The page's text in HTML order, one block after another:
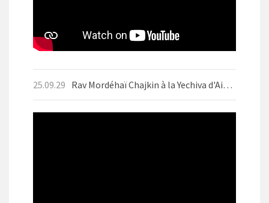
25.09.29 Rav Mordéhaï Chajkin à la Yechiva d'Aix-les-Bains en septembre 2025 avant Yom Kippour